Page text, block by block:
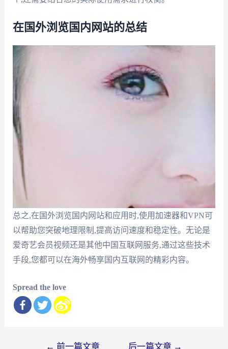
在国外浏览国内网站的总结
总之,在国外浏览国内网站和应用时,使用加速器和VPN可
以帮助您突破地理限制,提高访问速度和稳定性。无论是
爱奇艺会员视频还是其他中国互联网服务,通过这些技术
手段,您都可以在海外畅享国内互联网的精彩内容。
Spread the love
← 前一篇文章 后一篇文章 →